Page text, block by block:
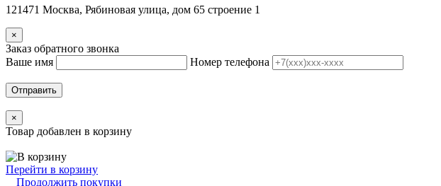
121471 Москва, Рябиновая улица, дом 65 строение 1
×
Заказ обратного звонка
Ваше имя
Номер телефона
Отправить
×
Товар добавлен в корзину
Перейти в корзину
Продолжить покупки